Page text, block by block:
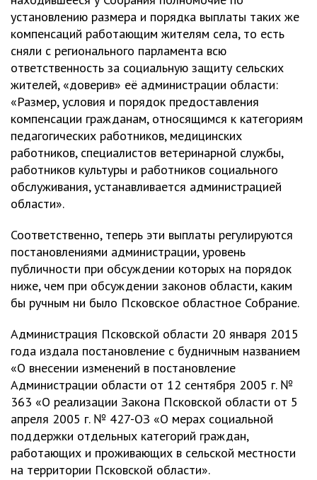
установлению размера и порядка выплаты таких же
компенсаций работающим жителям села, то есть
сняли с регионального парламента всю
ответственность за социальную защиту сельских
жителей, «доверив» её администрации области:
«Размер, условия и порядок предоставления
компенсации гражданам, относящимся к категориям
педагогических работников, медицинских
работников, специалистов ветеринарной службы,
работников культуры и работников социального
обслуживания, устанавливается администрацией
области».
Соответственно, теперь эти выплаты регулируются
постановлениями администрации, уровень
публичности при обсуждении которых на порядок
ниже, чем при обсуждении законов области, каким
бы ручным ни было Псковское областное Собрание.
Администрация Псковской области 20 января 2015
года издала постановление с будничным названием
«О внесении изменений в постановление
Администрации области от 12 сентября 2005 г. №
363 «О реализации Закона Псковской области от 5
апреля 2005 г. № 427-ОЗ «О мерах социальной
поддержки отдельных категорий граждан,
работающих и проживающих в сельской местности
на территории Псковской области».